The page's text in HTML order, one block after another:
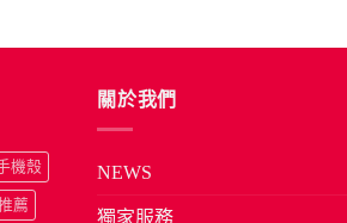
機殼
薦
關於我們
NEWS
獨家服務